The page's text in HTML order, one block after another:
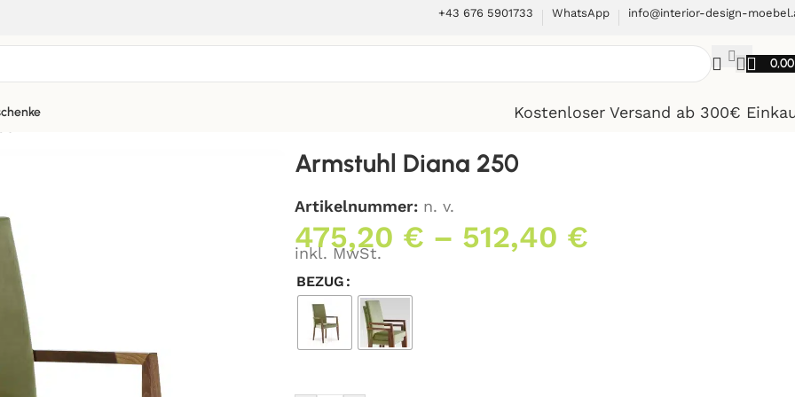
+43 676 5901733 WhatsApp info@interior-design-
Kostenloser Versand ab 300€
Armstuhl Diana 250
Artikelnummer: n. v.
475,20 € – 512,40 €
inkl. MwSt.
BEZUG